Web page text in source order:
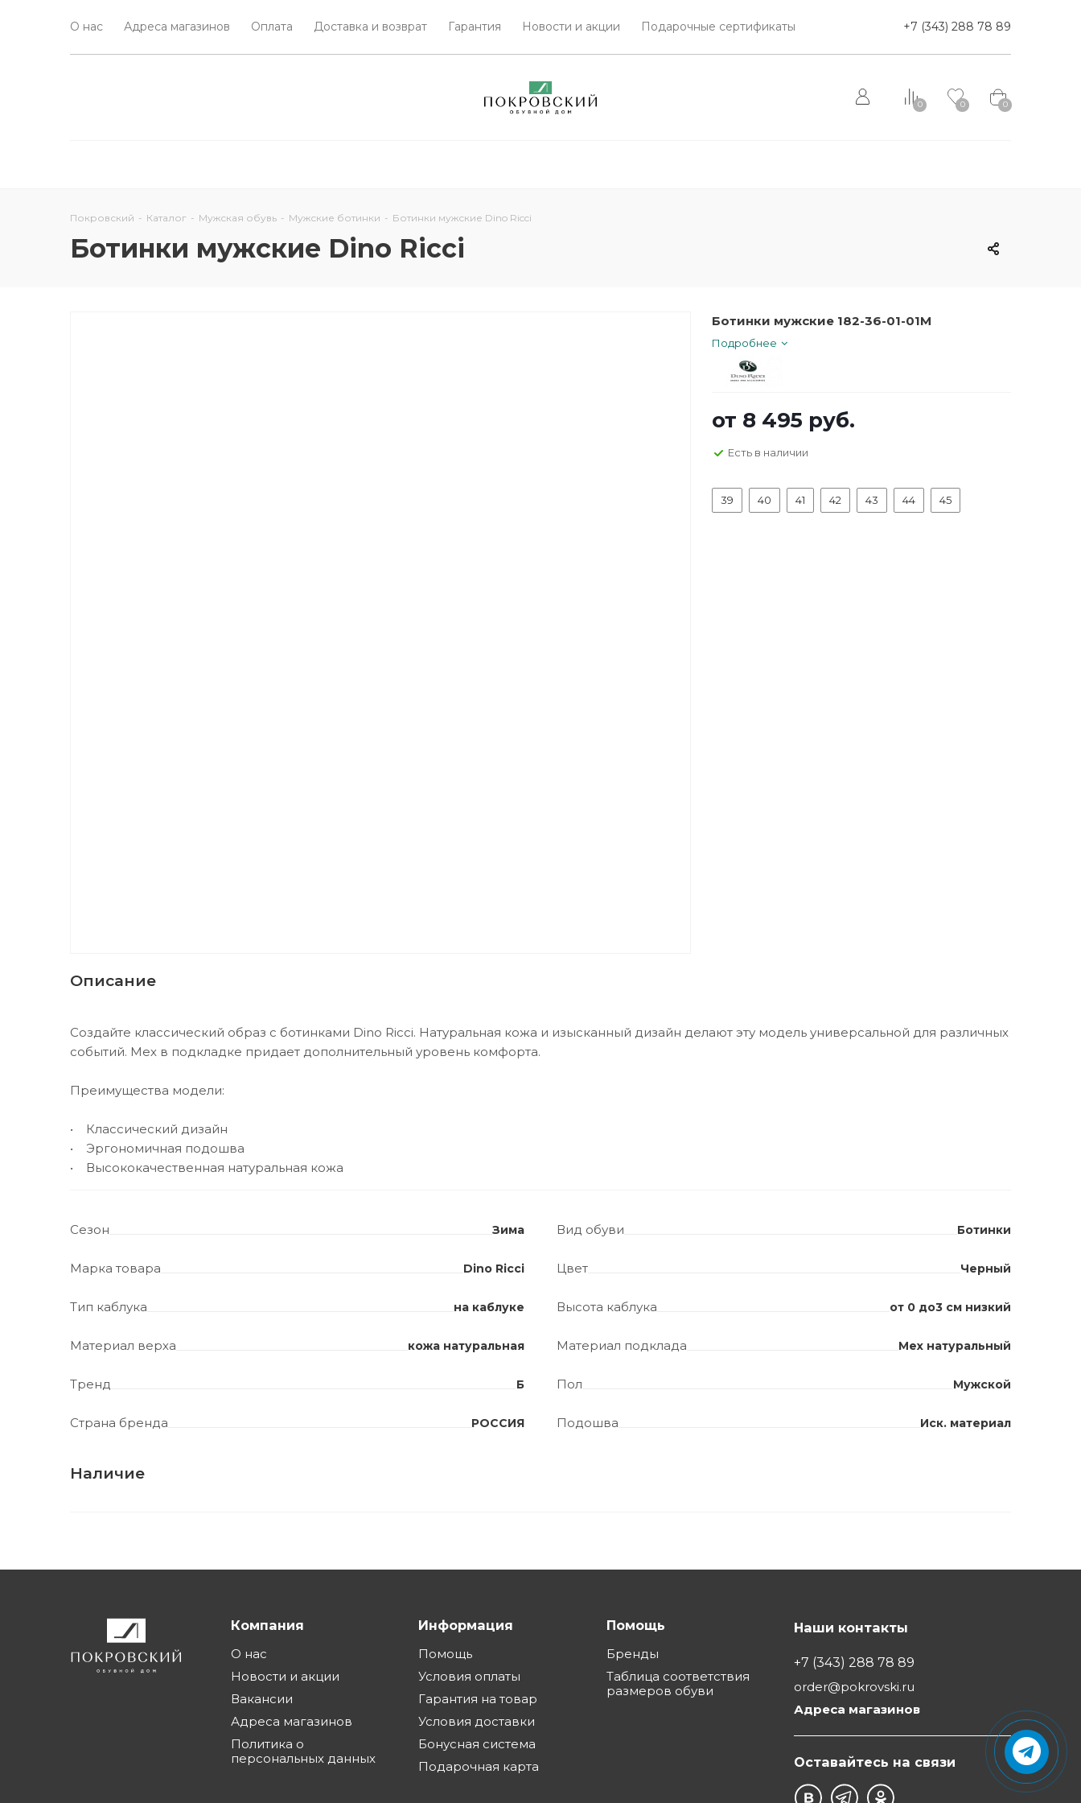
О нас Адреса магазинов Оплата Доставка и возврат Гарантия Новости и акции Подарочные сертификаты +7 (343) 288 78 89
0 0 0
Покровский - Каталог - Мужская обувь - Мужские ботинки - Ботинки мужские Dino Ricci
Ботинки мужские Dino Ricci
Ботинки мужские 182-36-01-01M
Подробнее
от 8 495 руб.
Есть в наличии
39 40 41 42 43 44 45
Описание
Создайте классический образ с ботинками Dino Ricci. Натуральная кожа и изысканный дизайн делают эту модель универсальной для различных
событий. Мех в подкладке придает дополнительный уровень комфорта.
Преимущества модели:
• Классический дизайн
• Эргономичная подошва
• Высококачественная натуральная кожа
Сезон Зима Вид обуви Ботинки
Марка товара Dino Ricci Цвет Черный
Тип каблука на каблуке Высота каблука от 0 до3 см низкий
Материал верха кожа натуральная Материал подклада Мех натуральный
Тренд Б Пол Мужской
Страна бренда РОССИЯ Подошва Иск. материал
Наличие
Компания
О нас
Новости и акции
Вакансии
Адреса магазинов
Политика о
персональных данных
Информация
Помощь
Условия оплаты
Гарантия на товар
Условия доставки
Бонусная система
Подарочная карта
Помощь
Бренды
Таблица соответствия
размеров обуви
Наши контакты
+7 (343) 288 78 89
order@pokrovski.ru
Адреса магазинов
Оставайтесь на связи